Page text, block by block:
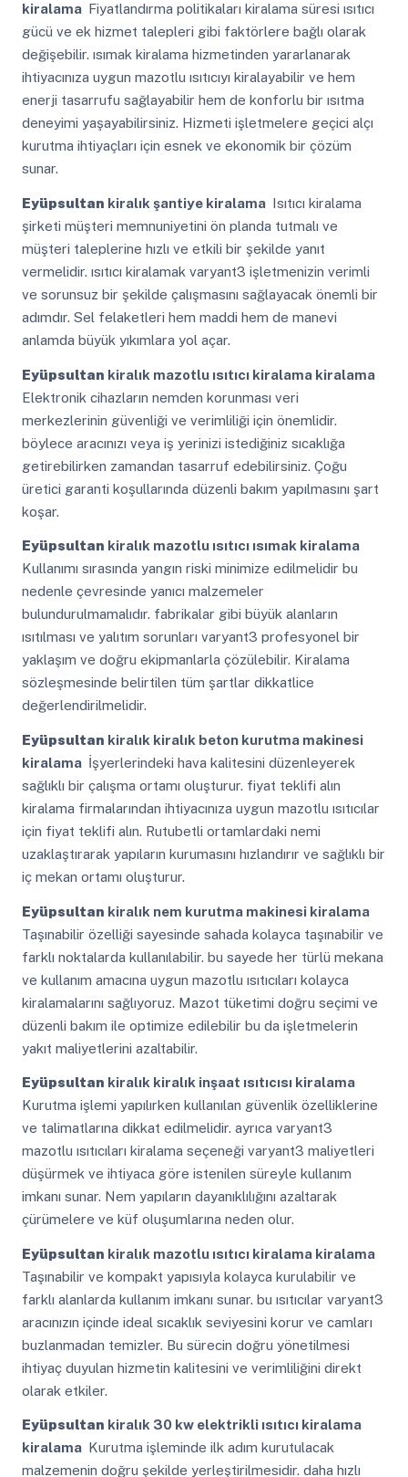
kiralama Fiyatlandırma politikaları kiralama süresi ısıtıcı
gücü ve ek hizmet talepleri gibi faktörlere bağlı olarak
değişebilir. ısımak kiralama hizmetinden yararlanarak
ihtiyacınıza uygun mazotlu ısıtıcıyı kiralayabilir ve hem
enerji tasarrufu sağlayabilir hem de konforlu bir ısıtma
deneyimi yaşayabilirsiniz. Hizmeti işletmelere geçici alçı
kurutma ihtiyaçları için esnek ve ekonomik bir çözüm
sunar.
Eyüpsultan kiralık şantiye kiralama Isıtıcı kiralama
şirketi müşteri memnuniyetini ön planda tutmalı ve
müşteri taleplerine hızlı ve etkili bir şekilde yanıt
vermelidir. ısıtıcı kiralamak varyant3 işletmenizin verimli
ve sorunsuz bir şekilde çalışmasını sağlayacak önemli bir
adımdır. Sel felaketleri hem maddi hem de manevi
anlamda büyük yıkımlara yol açar.
Eyüpsultan kiralık mazotlu ısıtıcı kiralama kiralama
Elektronik cihazların nemden korunması veri
merkezlerinin güvenliği ve verimliliği için önemlidir.
böylece aracınızı veya iş yerinizi istediğiniz sıcaklığa
getirebilirken zamandan tasarruf edebilirsiniz. Çoğu
üretici garanti koşullarında düzenli bakım yapılmasını şart
koşar.
Eyüpsultan kiralık mazotlu ısıtıcı ısımak kiralama
Kullanımı sırasında yangın riski minimize edilmelidir bu
nedenle çevresinde yanıcı malzemeler
bulundurulmamalıdır. fabrikalar gibi büyük alanların
ısıtılması ve yalıtım sorunları varyant3 profesyonel bir
yaklaşım ve doğru ekipmanlarla çözülebilir. Kiralama
sözleşmesinde belirtilen tüm şartlar dikkatlice
değerlendirilmelidir.
Eyüpsultan kiralık kiralık beton kurutma makinesi
kiralama İşyerlerindeki hava kalitesini düzenleyerek
sağlıklı bir çalışma ortamı oluşturur. fiyat teklifi alın
kiralama firmalarından ihtiyacınıza uygun mazotlu ısıtıcılar
için fiyat teklifi alın. Rutubetli ortamlardaki nemi
uzaklaştırarak yapıların kurumasını hızlandırır ve sağlıklı bir
iç mekan ortamı oluşturur.
Eyüpsultan kiralık nem kurutma makinesi kiralama
Taşınabilir özelliği sayesinde sahada kolayca taşınabilir ve
farklı noktalarda kullanılabilir. bu sayede her türlü mekana
ve kullanım amacına uygun mazotlu ısıtıcıları kolayca
kiralamalarını sağlıyoruz. Mazot tüketimi doğru seçimi ve
düzenli bakım ile optimize edilebilir bu da işletmelerin
yakıt maliyetlerini azaltabilir.
Eyüpsultan kiralık kiralık inşaat ısıtıcısı kiralama
Kurutma işlemi yapılırken kullanılan güvenlik özelliklerine
ve talimatlarına dikkat edilmelidir. ayrıca varyant3
mazotlu ısıtıcıları kiralama seçeneği varyant3 maliyetleri
düşürmek ve ihtiyaca göre istenilen süreyle kullanım
imkanı sunar. Nem yapıların dayanıklılığını azaltarak
çürümelere ve küf oluşumlarına neden olur.
Eyüpsultan kiralık mazotlu ısıtıcı kiralama kiralama
Taşınabilir ve kompakt yapısıyla kolayca kurulabilir ve
farklı alanlarda kullanım imkanı sunar. bu ısıtıcılar varyant3
aracınızın içinde ideal sıcaklık seviyesini korur ve camları
buzlanmadan temizler. Bu sürecin doğru yönetilmesi
ihtiyaç duyulan hizmetin kalitesini ve verimliliğini direkt
olarak etkiler.
Eyüpsultan kiralık 30 kw elektrikli ısıtıcı kiralama
kiralama Kurutma işleminde ilk adım kurutulacak
malzemenin doğru şekilde yerleştirilmesidir. daha hızlı